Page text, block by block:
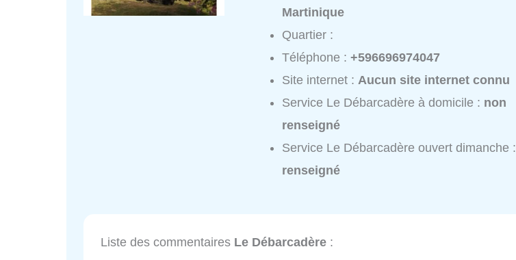
Martinique
Quartier :
Téléphone :+596696974047
Site internet : Aucun site internet connu
Service Le Débarcadère à domicile : non
renseigné
Service Le Débarcadère ouvert dimanche :
renseigné
Liste des commentaires Le Débarcadère :